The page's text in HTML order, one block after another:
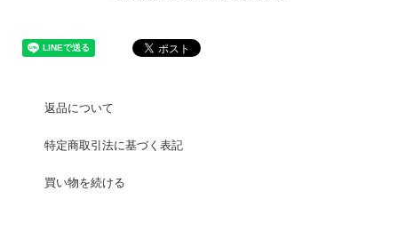
返品について
特定商取引法に基づく表記
買い物を続ける